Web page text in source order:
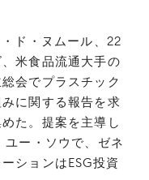
ド・ヌムール、22
米食品流通大手の
会でプラスチック
に関する報告を求
た。提案を主導し
ー・ソウで、ゼネ
ションはESG投資